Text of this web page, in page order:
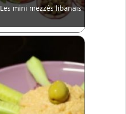
Les mini mezzés libanais